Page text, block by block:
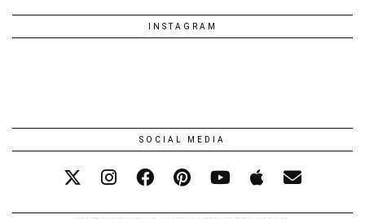
INSTAGRAM
SOCIAL MEDIA